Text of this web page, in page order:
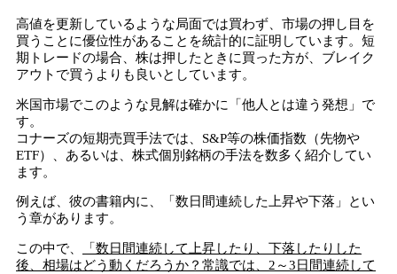
高値を更新しているような局面では買わず、市場の押し目を
買うことに優位性があることを統計的に証明しています。短
期トレードの場合、株は押したときに買った方が、ブレイク
アウトで買うよりも良いとしています。
米国市場でこのような見解は確かに「他人とは違う発想」で
す。
コナーズの短期売買手法では、S&P等の株価指数（先物や
ETF）、あるいは、株式個別銘柄の手法を数多く紹介してい
ます。
例えば、彼の書籍内に、「数日間連続した上昇や下落」とい
う章があります。
この中で、
「数日間連続して上昇したり、下落したりした
後、相場はどう動くだろうか？常識では、2～3日間連続して